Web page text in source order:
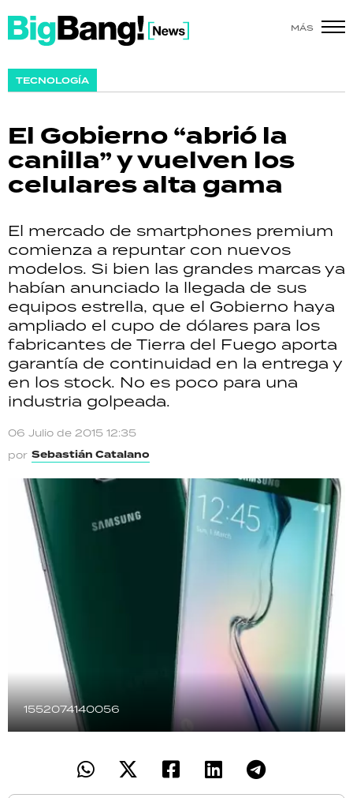
MÁS
TECNOLOGÍA
El Gobierno “abrió la
canilla” y vuelven los
celulares alta gama
El mercado de smartphones premium
comienza a repuntar con nuevos
modelos. Si bien las grandes marcas ya
habían anunciado la llegada de sus
equipos estrella, que el Gobierno haya
ampliado el cupo de dólares para los
fabricantes de Tierra del Fuego aporta
garantía de continuidad en la entrega y
en los stock. No es poco para una
industria golpeada.
06 Julio de 2015 12:35
por Sebastián Catalano
1552074140056
SHOW
ACTUALIDAD
POLICIALES
ECONOMÍA
GRAN HERMANO
SALUD
DEPORTES
TECNOLOGÍA
RECETAS
PALABRAS
HORÓSCOPO
Seguinos